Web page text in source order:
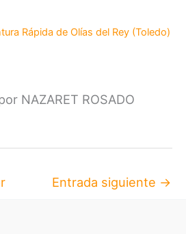
Rápida de Olías del Rey (Toledo)
NAZARET ROSADO
Entrada siguiente →